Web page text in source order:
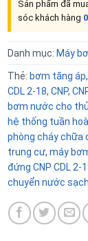
Sản phẩm đã
sóc khách hàng
Danh mục: Máy
Thẻ: bơm tăng áp,
CDL 2-18, CNP,
bơm nước cho
hệ thống tuần
phòng cháy chữa
trung cư, máy
đứng CNP CDL 2-
chuyển nước sạch